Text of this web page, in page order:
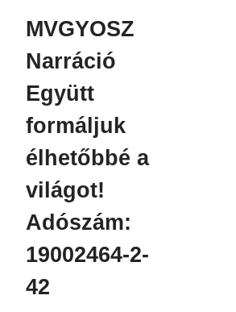
MVGYOSZ
Narráció
Együtt
formáljuk
élhetőbbé a
világot!
Adószám:
19002464-2-
42